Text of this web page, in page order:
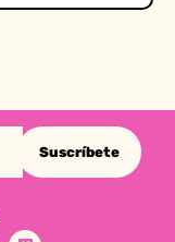
Suscríbete